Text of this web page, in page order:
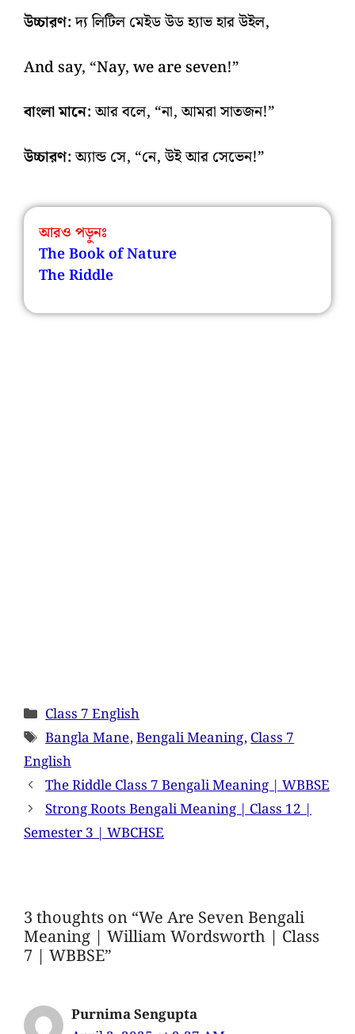
উচ্চারণ:দ্য লিটিল মেইড উড হ্যাভ হার উইল,
And say, “Nay, we are seven!”
বাংলা মানে:আর বলে, “না, আমরা সাতজন!”
উচ্চারণ:অ্যান্ড সে, “নে, উই আর সেভেন!”
আরও পড়ুনঃ
The Book of Nature
The Riddle
Class 7 English
Bangla Mane,Bengali Meaning,Class 7
English
The Riddle Class 7 Bengali Meaning | WBBSE
Strong Roots Bengali Meaning | Class 12 |
Semester 3 | WBCHSE
3 thoughts on “We Are Seven Bengali
Meaning | William Wordsworth | Class
7 | WBBSE”
Purnima Sengupta